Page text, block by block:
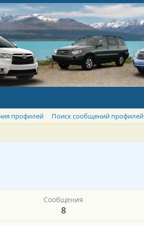
профилей
Поиск сообщений профилей
Сообщения
8